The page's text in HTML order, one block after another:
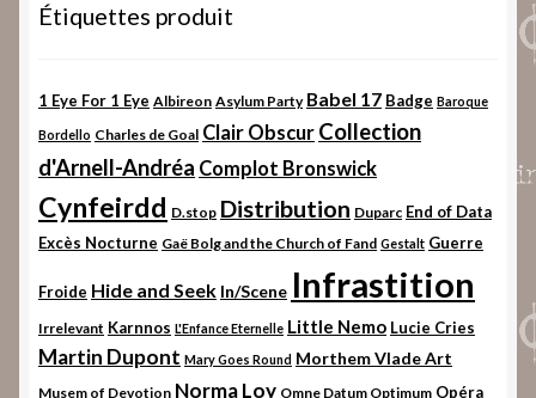
Étiquettes produit
1 Eye For 1 Eye Albireon Asylum Party Babel 17 Badge Baroque
Bordello Charles de Goal Clair Obscur Collection
d'Arnell-Andréa Complot Bronswick
Cynfeirdd D.stop Distribution Duparc End of Data
Excès Nocturne Gaë Bolg and the Church of Fand Gestalt Guerre
Froide Hide and Seek In/Scene Infrastition
Irrelevant Karnnos L'Enfance Eternelle Little Nemo Lucie Cries
Martin Dupont Mary Goes Round Morthem Vlade Art
Musem of Devotion Norma Loy Omne Datum Optimum Opéra